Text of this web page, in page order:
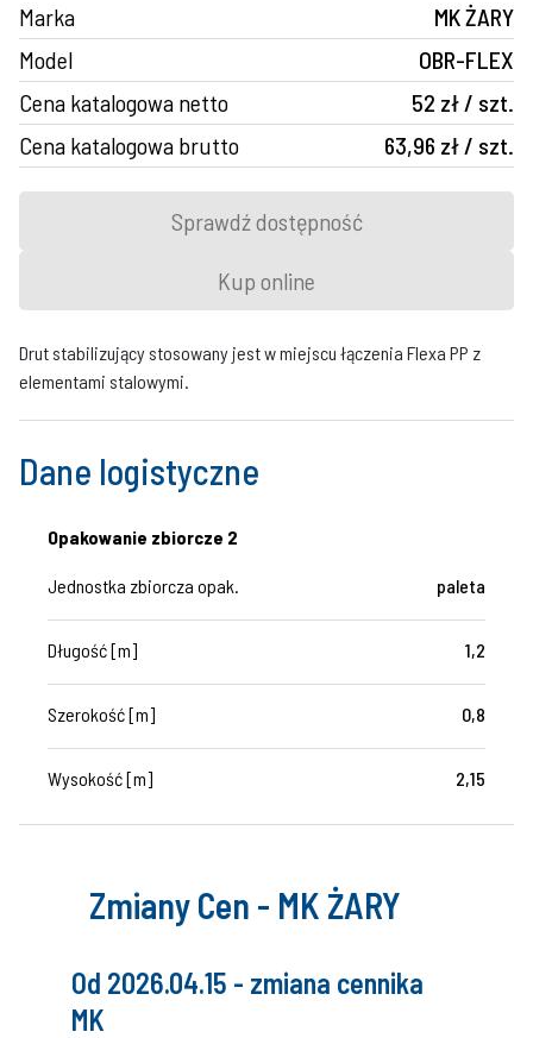
Marka
MK ŻARY
Model
OBR-FLEX
Cena katalogowa netto
52 zł / szt.
Cena katalogowa brutto
63,96 zł / szt.
Sprawdź dostępność
Kup online
Drut stabilizujący stosowany jest w miejscu łączenia Flexa PP z
elementami stalowymi.
Dane logistyczne
Opakowanie zbiorcze 2
Jednostka zbiorcza opak. paleta
Długość [m] 1,2
Szerokość [m] 0,8
Wysokość [m] 2,15
Zmiany Cen - MK ŻARY
Od 2026.04.15 - zmiana cennika
MK